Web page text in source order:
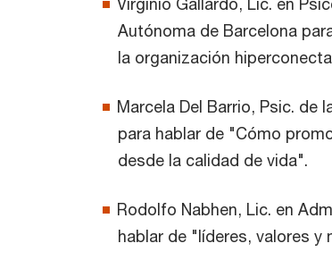
Autónoma de Barcelona
la organización
Marcela Del Barrio, Psic. de
para hablar de "Cómo
desde la calidad de vida".
Rodolfo Nabhen, Lic. en
hablar de "líderes, valores y